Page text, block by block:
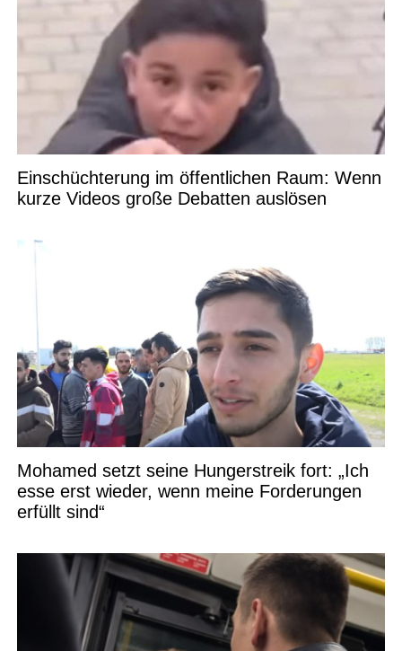
Einschüchterung im öffentlichen Raum: Wenn
kurze Videos große Debatten auslösen
Mohamed setzt seine Hungerstreik fort: „Ich
esse erst wieder, wenn meine Forderungen
erfüllt sind“